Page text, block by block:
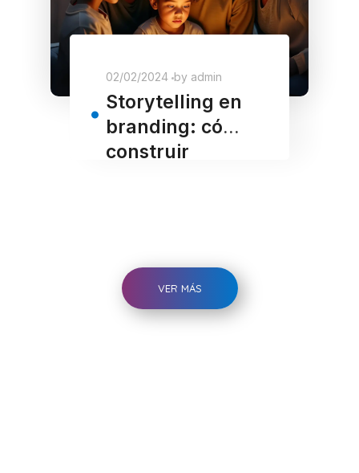
02/02/2024 by admin
Storytelling en
branding: cómo
construir
VER MÁS